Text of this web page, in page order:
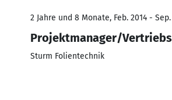
2 Jahre und 8 Monate, Feb. 2014 - Sep.
Projektmanager/
Sturm Folientechnik